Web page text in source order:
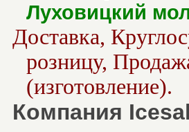
Луховицкий
Доставка,
розницу,
(изготовление).
Компания